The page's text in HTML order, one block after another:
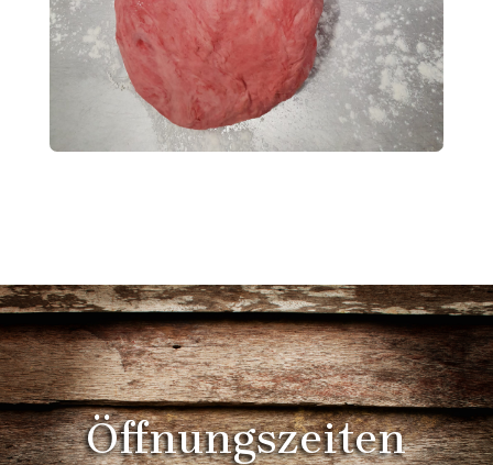
Öffnungszeiten